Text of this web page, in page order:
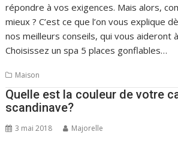
répondre à vos exigences. Mais alors,
mieux ? C’est ce que l’on vous explique
nos meilleurs conseils, qui vous aideront
Choisissez un spa 5 places gonflables…
Maison
Quelle est la couleur de votre
scandinave?
3 mai 2018 Majorelle